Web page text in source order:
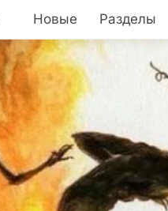
Новые Разделы